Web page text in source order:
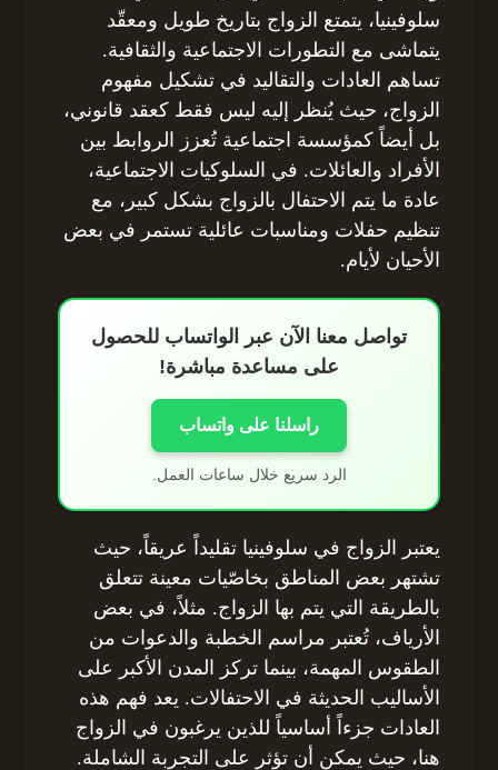
سلوفينيا، يتمتع الزواج بتاريخ طويل ومعقّد
يتماشى مع التطورات الاجتماعية والثقافية.
تساهم العادات والتقاليد في تشكيل مفهوم
الزواج، حيث يُنظر إليه ليس فقط كعقد قانوني،
بل أيضاً كمؤسسة اجتماعية تُعزز الروابط بين
الأفراد والعائلات. في السلوكيات الاجتماعية،
عادة ما يتم الاحتفال بالزواج بشكل كبير، مع
تنظيم حفلات ومناسبات عائلية تستمر في بعض
الأحيان لأيام.
تواصل معنا الآن عبر الواتساب للحصول
على مساعدة مباشرة!
راسلنا على واتساب
الرد سريع خلال ساعات العمل.
يعتبر الزواج في سلوفينيا تقليداً عريقاً، حيث
تشتهر بعض المناطق بخاصّيات معينة تتعلق
بالطريقة التي يتم بها الزواج. مثلاً، في بعض
الأرياف، تُعتبر مراسم الخطبة والدعوات من
الطقوس المهمة، بينما تركز المدن الأكبر على
الأساليب الحديثة في الاحتفالات. يعد فهم هذه
العادات جزءاً أساسياً للذين يرغبون في الزواج
هنا، حيث يمكن أن تؤثر على التجربة الشاملة.